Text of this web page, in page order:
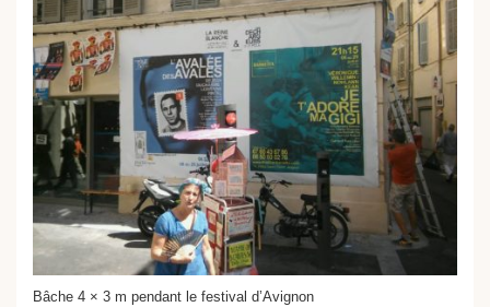
Bâche 4 × 3 m pendant le festival d’Avignon